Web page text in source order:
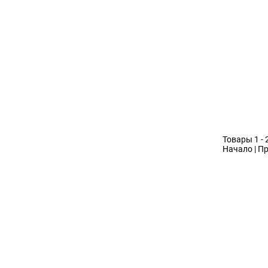
Товары 1 -
Начало |